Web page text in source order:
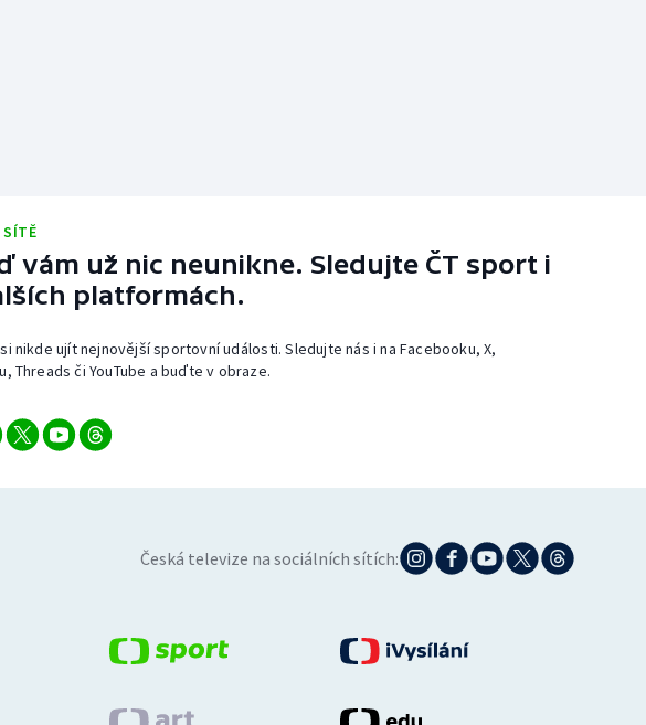
SÍTĚ
vám už nic neunikne. Sledujte ČT sport i
platformách.
nikde ujít nejnovější sportovní události. Sledujte nás i na Facebooku, X,
Threads či YouTube a buďte v obraze.
Česká televize na sociálních sítích: